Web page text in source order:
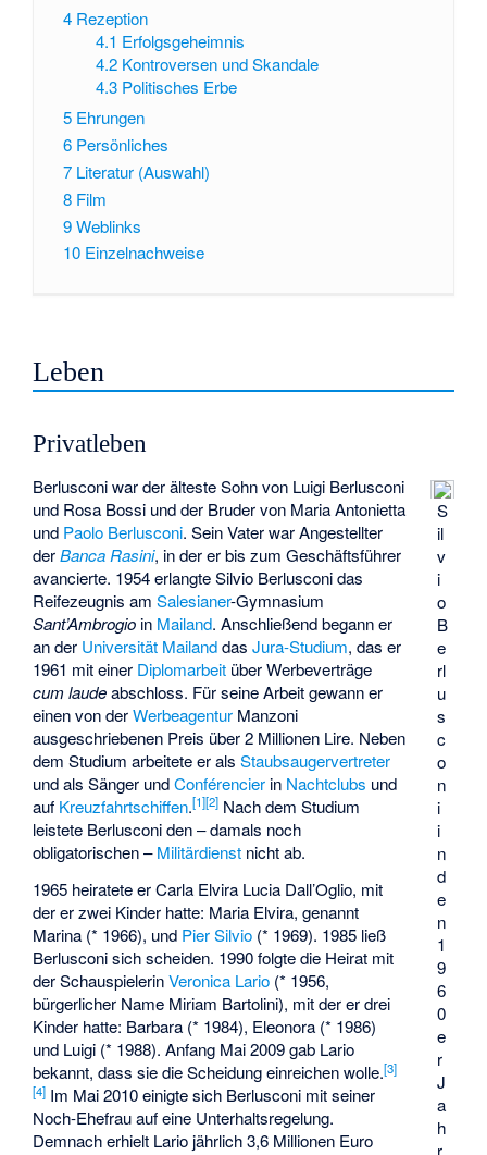
4 Rezeption
4.1 Erfolgsgeheimnis
4.2 Kontroversen und Skandale
4.3 Politisches Erbe
5 Ehrungen
6 Persönliches
7 Literatur (Auswahl)
8 Film
9Weblinks
10 Einzelnachweise
Leben
Privatleben
S
il
v
i
o
B
e
rl
u
s
c
o
n
i
i
n
d
e
n
1
9
6
0
e
r
J
a
h
r
Berlusconi war der älteste Sohn von Luigi Berlusconi
und Rosa Bossi und der Bruder von Maria Antonietta
und Paolo Berlusconi. Sein Vater war Angestellter
derBanca Rasini, in der er bis zum Geschäftsführer
avancierte. 1954 erlangte Silvio Berlusconi das
Reifezeugnis amSalesianer-Gymnasium
Sant’Ambrogio in Mailand. Anschließend begann er
an der Universität MailanddasJura-Studium, das er
1961 mit einer Diplomarbeit über Werbeverträge
cum laudeabschloss. Für seine Arbeit gewann er
einen von derWerbeagentur Manzoni
ausgeschriebenen Preis über 2 Millionen Lire. Neben
dem Studium arbeitete er alsStaubsaugervertreter
und als Sänger undConférencier in Nachtclubs und
auf Kreuzfahrtschiffen.[1][2] Nach dem Studium
leistete Berlusconi den – damals noch
obligatorischen –Militärdienst nicht ab.
1965 heiratete er Carla Elvira Lucia Dall’Oglio, mit
der er zwei Kinder hatte: Maria Elvira, genannt
Marina (* 1966), und Pier Silvio (* 1969). 1985 ließ
Berlusconi sich scheiden. 1990 folgte die Heirat mit
der SchauspielerinVeronica Lario (* 1956,
bürgerlicher Name Miriam Bartolini), mit der er drei
Kinder hatte: Barbara (* 1984), Eleonora (* 1986)
und Luigi (* 1988). Anfang Mai 2009 gab Lario
bekannt, dass sie die Scheidung einreichen wolle.[3]
[4] Im Mai 2010 einigte sich Berlusconi mit seiner
Noch-Ehefrau auf eine Unterhaltsregelung.
Demnach erhielt Lario jährlich 3,6 Millionen Euro